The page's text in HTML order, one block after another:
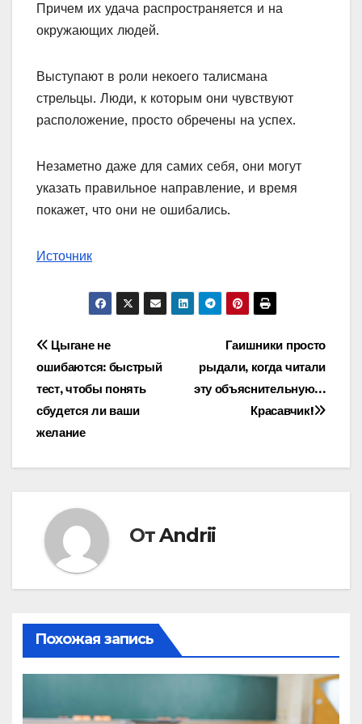
Причем их удача распространяется и на
окружающих людей.
Выступают в роли некоего талисмана
стрельцы. Люди, к которым они чувствуют
расположение, просто обречены на успех.
Незаметно даже для самих себя, они могут
указать правильное направление, и время
покажет, что они не ошибались.
Источник
Навигация
по
записям
Гаишники просто
рыдали, когда читали
эту объяснительную…
Красавчик!
Цыгане не
ошибаются: быстрый
тест, чтобы понять
сбудется ли ваши
желание
ОтAndrii
Похожая запись